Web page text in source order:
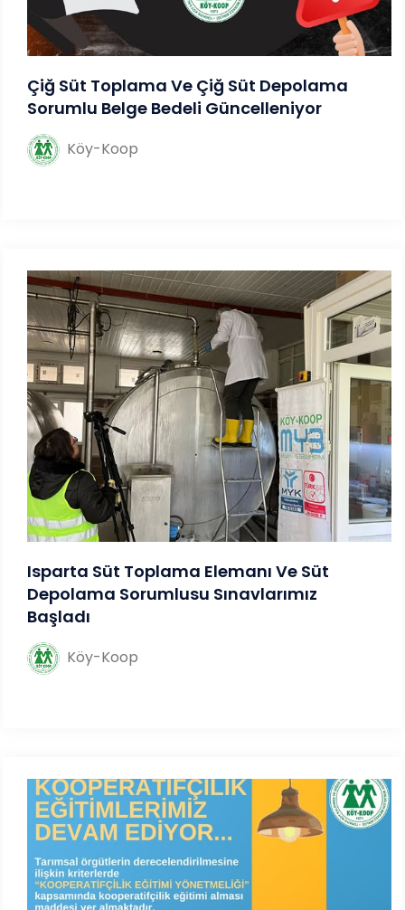
Çiğ Süt Toplama Ve Çiğ Süt Depolama
Sorumlu Belge Bedeli Güncelleniyor
Köy-Koop
Isparta Süt Toplama Elemanı Ve Süt
Depolama Sorumlusu Sınavlarımız
Başladı
Köy-Koop